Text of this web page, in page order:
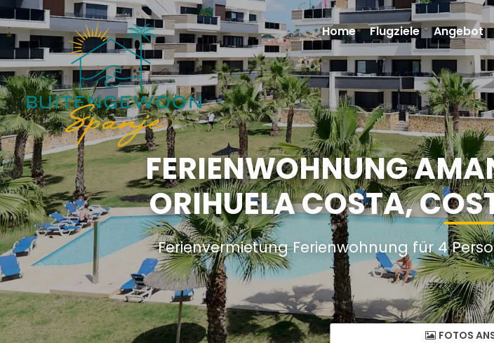
FERIENWOHNUNG
ORIHUELA COSTA,
Ferienvermietung Ferienwohnung für 4
FOTOS
Home Flugziele Angebot